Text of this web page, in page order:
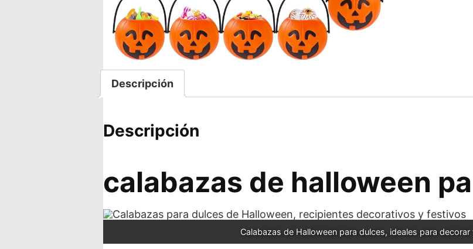
Descripción
Descripción
calabazas de halloween
Calabazas de Halloween para dulces, ideales para